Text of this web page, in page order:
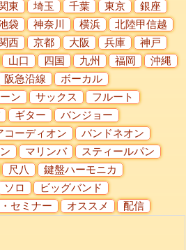
東 埼玉 千葉 東京
銀座
袋 神奈川 横浜
北陸甲信越
西 京都 大阪 兵庫
神戸
山口 四国 九州 福岡
沖縄
阪急沿線
ボーカル
ン サックス
フルート
ギター
バンジョー
コーディオン
バンドネオン
マリンバ
スティールパン
尺八
鍵盤ハーモニカ
ソロ
ビッグバンド
セミナー オススメ 配信